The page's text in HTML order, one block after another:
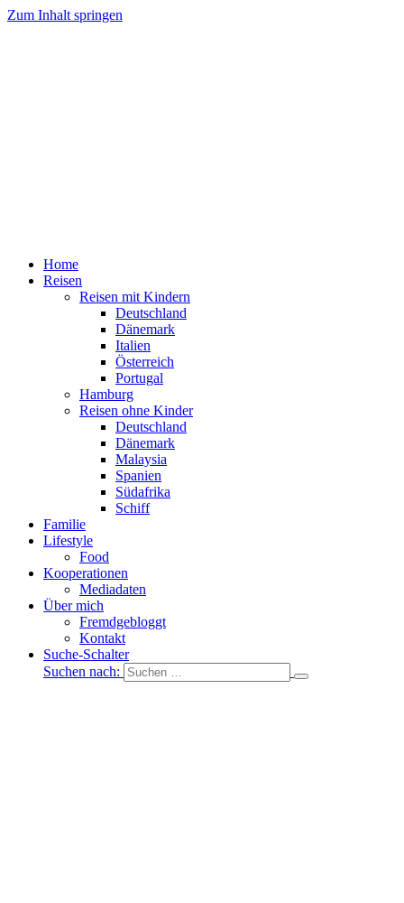
Zum Inhalt springen
Home
Reisen
Reisen mit Kindern
Deutschland
Dänemark
Italien
Österreich
Portugal
Hamburg
Reisen ohne Kinder
Deutschland
Dänemark
Malaysia
Spanien
Südafrika
Schiff
Familie
Lifestyle
Food
Kooperationen
Mediadaten
Über mich
Fremdgebloggt
Kontakt
Suche-Schalter
Suchen nach: